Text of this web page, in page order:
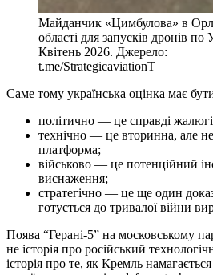
Майданчик «Цимбулова» в
області для запусків дронів по
Квітень 2026. Джерело:
t.me/StrategicaviationT
Саме тому українська оцінка має
політично — це справді
технічно — це вторинна, але
платформа;
військово — це потенційний
виснаження;
стратегічно — це ще один
готується до тривалої війни
Поява “Герані-5” на московському
не історія про російський
історія про те, як Кремль